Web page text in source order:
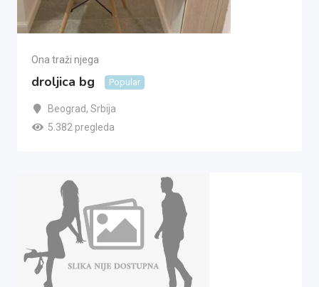
Ona traži njega
droljica bg Popular
Beograd, Srbija
5.382 pregleda